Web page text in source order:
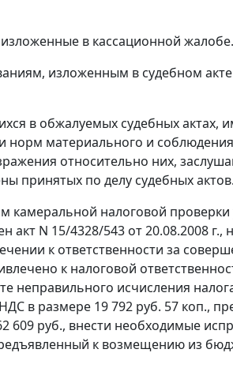
в кассационной жалобе.
изложенным в судебном
в обжалуемых судебных актах,
норм материального и соблюдения
относительно них,
принятых по делу судебных актов.
камеральной налоговой
акт N 15/4328/543 от 20.08.2008 г.,
к ответственности за
к налоговой
неправильного исчисления
в размере 19 792 руб. 57 коп.,
609 руб., внести необходимые
к возмещению из